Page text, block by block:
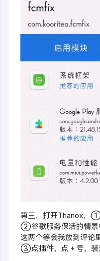
第三，打开Thanox，
②谷歌服务保活的情景
这两个等会我放到评论
③点插件，点＋号，装